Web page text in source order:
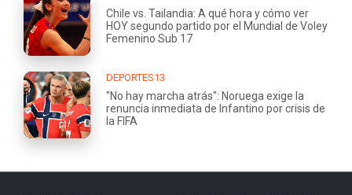
Chile vs. Tailandia: A qué hora y cómo ver
HOY segundo partido por el Mundial de Voley
Femenino Sub 17
DEPORTES13
"No hay marcha atrás": Noruega exige la
renuncia inmediata de Infantino por crisis de
la FIFA